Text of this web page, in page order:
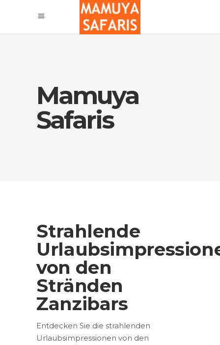
Mamuya
Safaris
Strahlende
von den
Stränden
Zanzibars
Entdecken Sie die strahlenden
Urlaubsimpressionen von den